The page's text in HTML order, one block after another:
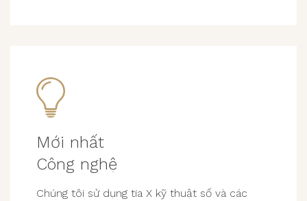
Mới nhất
Công nghệ
Chúng tôi sử dụng tia X kỹ thuật số và các